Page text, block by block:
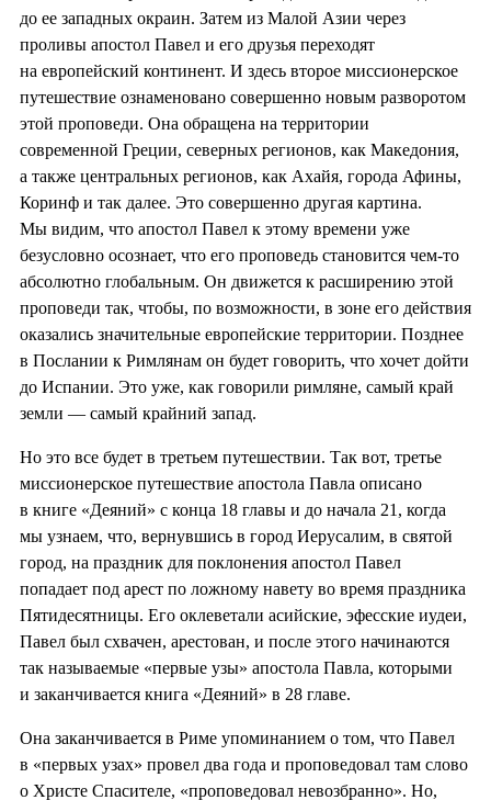
до ее западных окраин. Затем из Малой Азии через
проливы апостол Павел и его друзья переходят
на европейский континент. И здесь второе миссионерское
путешествие ознаменовано совершенно новым разворотом
этой проповеди. Она обращена на территории
современной Греции, северных регионов, как Македония,
а также центральных регионов, как Ахайя, города Афины,
Коринф и так далее. Это совершенно другая картина.
Мы видим, что апостол Павел к этому времени уже
безусловно осознает, что его проповедь становится чем-то
абсолютно глобальным. Он движется к расширению этой
проповеди так, чтобы, по возможности, в зоне его действия
оказались значительные европейские территории. Позднее
в Послании к Римлянам он будет говорить, что хочет дойти
до Испании. Это уже, как говорили римляне, самый край
земли — самый крайний запад.
Но это все будет в третьем путешествии. Так вот, третье
миссионерское путешествие апостола Павла описано
в книге «Деяний» с конца 18 главы и до начала 21, когда
мы узнаем, что, вернувшись в город Иерусалим, в святой
город, на праздник для поклонения апостол Павел
попадает под арест по ложному навету во время праздника
Пятидесятницы. Его оклеветали асийские, эфесские иудеи,
Павел был схвачен, арестован, и после этого начинаются
так называемые «первые узы» апостола Павла, которыми
и заканчивается книга «Деяний» в 28 главе.
Она заканчивается в Риме упоминанием о том, что Павел
в «первых узах» провел два года и проповедовал там слово
о Христе Спасителе, «проповедовал невозбранно». Но,